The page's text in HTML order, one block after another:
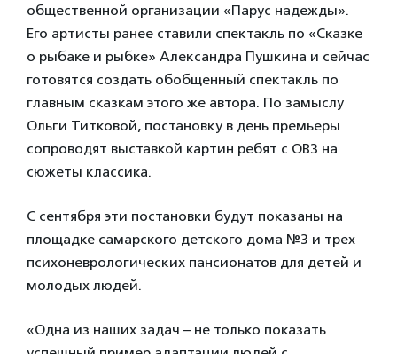
общественной организации «Парус надежды».
Его артисты ранее ставили спектакль по «Сказке
о рыбаке и рыбке» Александра Пушкина и сейчас
готовятся создать обобщенный спектакль по
главным сказкам этого же автора. По замыслу
Ольги Титковой, постановку в день премьеры
сопроводят выставкой картин ребят с ОВЗ на
сюжеты классика.
С сентября эти постановки будут показаны на
площадке самарского детского дома №3 и трех
психоневрологических пансионатов для детей и
молодых людей.
«Одна из наших задач – не только показать